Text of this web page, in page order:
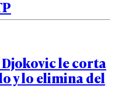
le corta
y lo elimina del